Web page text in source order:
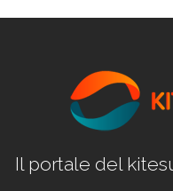
Il portale del